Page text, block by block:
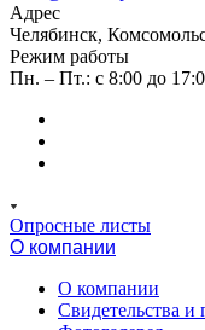
Адрес
Челябинск,
Режим работы
Пн. – Пт.: с 8:00 до
Опросные листы
О компании
О компании
Свидетельства и